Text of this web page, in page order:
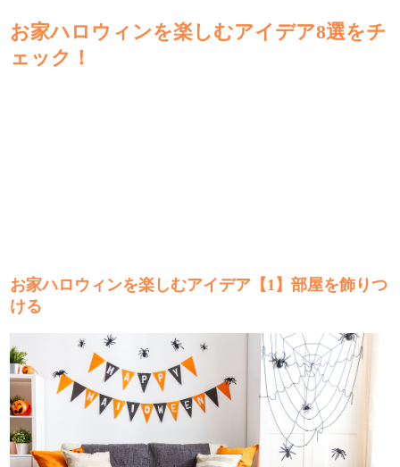
お家ハロウィンを楽しむアイデア8選をチ
ェック！
お家ハロウィンを楽しむアイデア【1】部屋を飾りつ
ける